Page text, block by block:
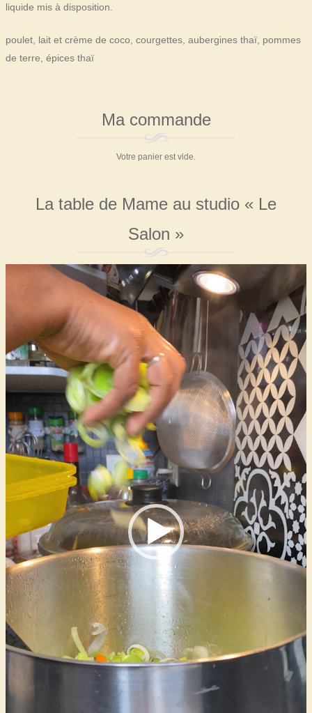
de
personnes
(commande
liquide mis à disposition.
poulet, lait et crème de coco, courgettes, aubergines thaï, pommes
de terre, épices thaï
Ma commande
Votre panier est vide.
La table de Mame au studio « Le
Salon »
Lecteur
vidéo